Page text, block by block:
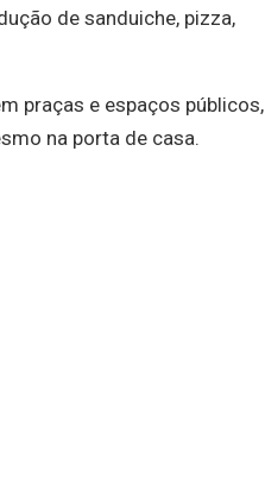
de sanduiche, pizza,
praças e espaços públicos,
na porta de casa.